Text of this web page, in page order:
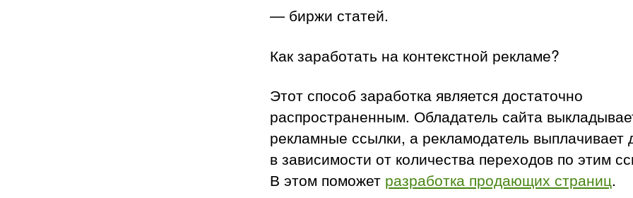
— биржи статей.
Как заработать на контекстной рекламе?
Этот способ заработка является достаточно
распространенным. Обладатель сайта
рекламные ссылки, а рекламодатель выплачивает
в зависимости от количества переходов по этим
В этом поможет разработка продающих страниц.